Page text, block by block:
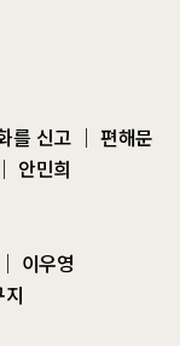
를 신고 ｜ 편해문
안민희
이우영